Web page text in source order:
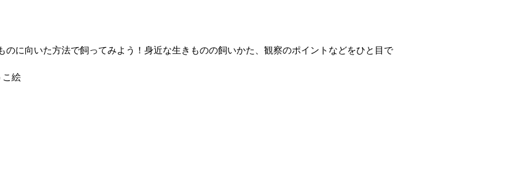
に向いた方法で飼ってみよう！身近な生きものの飼いかた、観察のポイントなどをひと目で
こ絵